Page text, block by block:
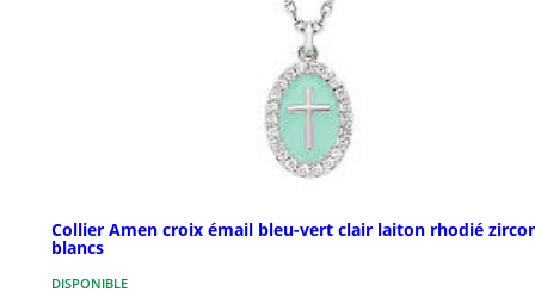
Collier Amen croix émail bleu-vert clair laiton rhodié
blancs
DISPONIBLE